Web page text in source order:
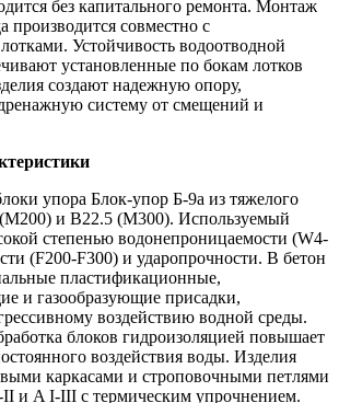
без капитального ремонта. Монтаж
производится совместно с
Устойчивость водоотводной
установленные по бокам лотков
создают надежную опору,
систему от смещений и
упора Блок-упор Б-9а из тяжелого
(М200) и В22.5 (М300). Используемый
степенью водонепроницаемости (W4-
(F200-F300) и ударопрочности. В бетон
пластификационные,
и газообразующие присадки,
воздействию водной среды.
блоков гидроизоляцией повышает
воздействия воды. Изделия
каркасами и строповочными петлями
II и A I-III с термическим упрочнением.